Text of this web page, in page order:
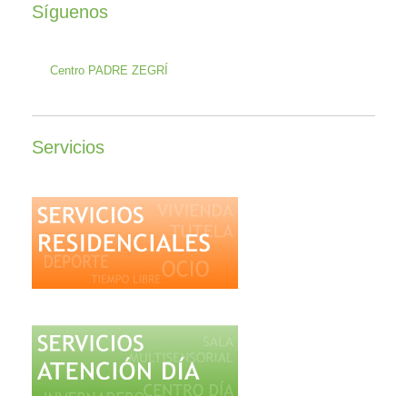
Síguenos
Centro PADRE ZEGRÍ
Servicios